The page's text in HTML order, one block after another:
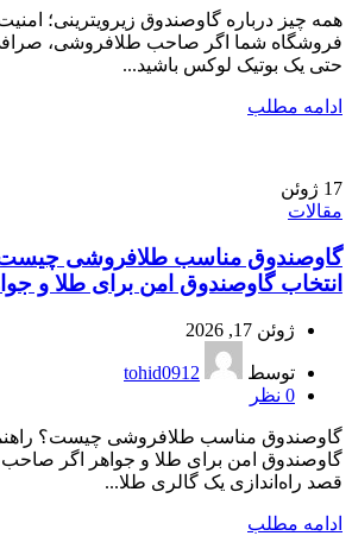
همه چیز درباره گاوصندوق زیرویترینی؛
فروشگاه شما اگر صاحب طلافروشی،
حتی یک بوتیک لوکس باشید...
ادامه مطلب
17 ژوئن
مقالات
گاوصندوق مناسب طلافروشی
انتخاب گاوصندوق امن برای طلا و
ژوئن 17, 2026
توسط
tohid0912
0 نظر
گاوصندوق مناسب طلافروشی چیست؟
گاوصندوق امن برای طلا و جواهر اگر
قصد راه‌اندازی یک گالری طلا...
ادامه مطلب